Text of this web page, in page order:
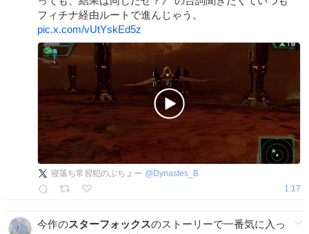
フィチナ経由ルートで進んじゃう。
pic.x.com/vUtYskEd5z
寝落ち常習犯のぶちょー @ Dynastes_B
1:17
今作のスターフォックスのストーリーで一番気に入っ